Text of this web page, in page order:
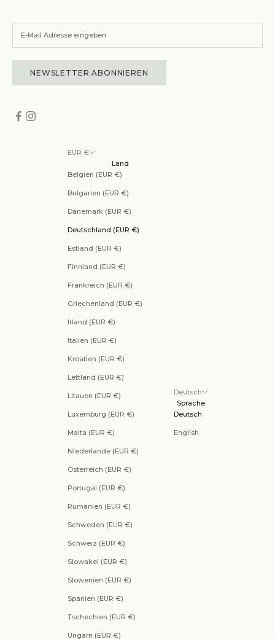
NEWSLETTER ABONNIEREN
EUR €
Land
Belgien (EUR €)
Bulgarien (EUR €)
Dänemark (EUR €)
Deutschland (EUR €)
Estland (EUR €)
Finnland (EUR €)
Frankreich (EUR €)
Griechenland (EUR €)
Irland (EUR €)
Italien (EUR €)
Kroatien (EUR €)
Lettland (EUR €)
Litauen (EUR €)
Luxemburg (EUR €)
Malta (EUR €)
Niederlande (EUR €)
Österreich (EUR €)
Portugal (EUR €)
Rumänien (EUR €)
Schweden (EUR €)
Schweiz (EUR €)
Slowakei (EUR €)
Slowenien (EUR €)
Spanien (EUR €)
Tschechien (EUR €)
Ungarn (EUR €)
Deutsch
Sprache
Deutsch
English